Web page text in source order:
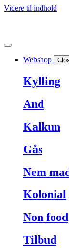
Videre til indhold
Webshop
Kylling
And
Kalkun
Gås
Nem
Kolonial
Non food
Tilbud